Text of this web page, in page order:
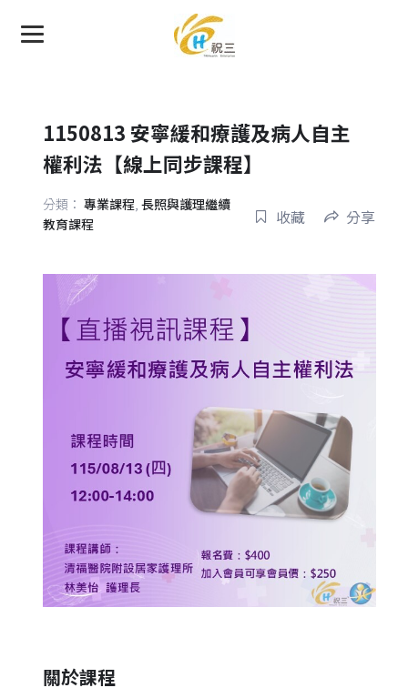
1150813 安寧緩和療護及病人自主
權利法【線上同步課程】
分類： 專業課程, 長照與護理繼續
教育課程
收藏 分享
關於課程